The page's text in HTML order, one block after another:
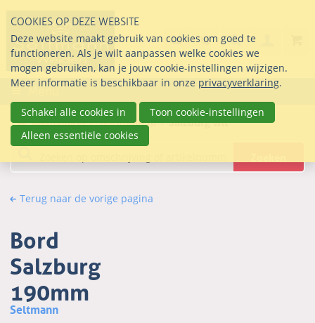
links
over
Direct
naar
inhoud
Direct
naar
het
info@seltmann-
Stel uw vraag
085 76 07 000
Search
Menu
Webwinkel Seltmann.nl Salzburg wit
Terug naar de vorige pagina
Bord
Salzburg
190mm
Seltmann
COOKIES OP DEZE WEBSITE
Deze website maakt gebruik van cookies om goed te
functioneren. Als je wilt aanpassen welke cookies we
mogen gebruiken, kan je jouw cookie-instellingen wijzigen.
Meer informatie is beschikbaar in onze privacyverklaring.
Schakel alle cookies in
Toon cookie-instellingen
Alleen essentiële cookies